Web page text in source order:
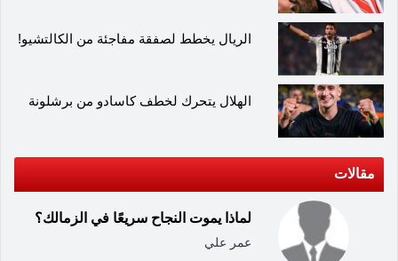
الريال يخطط لصفقة مفاجئة من الكالتشيو!
الهلال يتحرك لخطف كاسادو من برشلونة
مقالات
لماذا يموت النجاح سريعًا في الزمالك؟
عمر علي